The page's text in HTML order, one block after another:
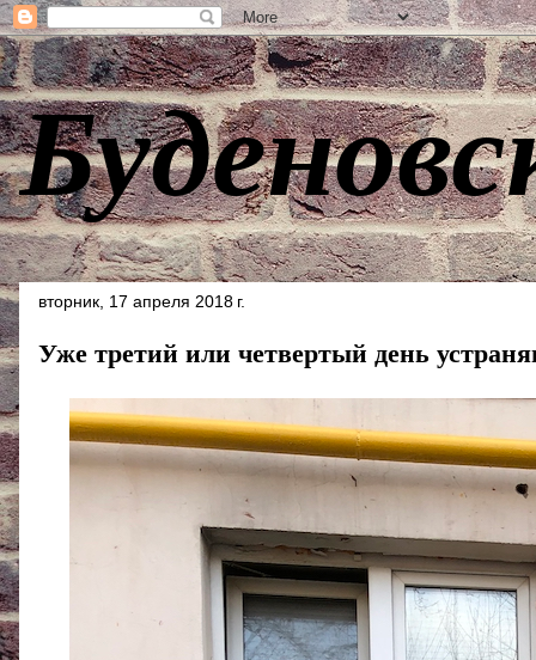
вторник, 17 апреля 2018 г.
Уже третий или четвертый день